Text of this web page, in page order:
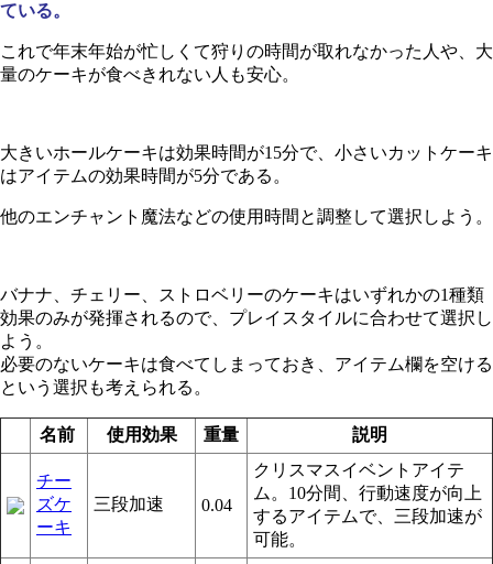
ている。
これで年末年始が忙しくて狩りの時間が取れなかった人や、大
量のケーキが食べきれない人も安心。
大きいホールケーキは効果時間が15分で、小さいカットケーキ
はアイテムの効果時間が5分である。
他のエンチャント魔法などの使用時間と調整して選択しよう。
バナナ、チェリー、ストロベリーのケーキはいずれかの1種類
効果のみが発揮されるので、プレイスタイルに合わせて選択し
よう。
必要のないケーキは食べてしまっておき、アイテム欄を空ける
という選択も考えられる。
名前 使用効果 重量 説明
チー
ズケ
ーキ
三段加速 0.04
クリスマスイベントアイテ
ム。10分間、行動速度が向上
するアイテムで、三段加速が
可能。